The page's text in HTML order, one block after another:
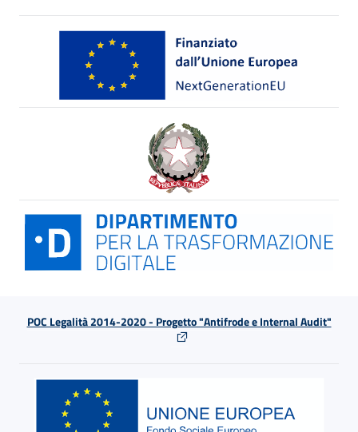
POC Legalità 2014-2020 - Progetto "Antifrode e Internal Audit"